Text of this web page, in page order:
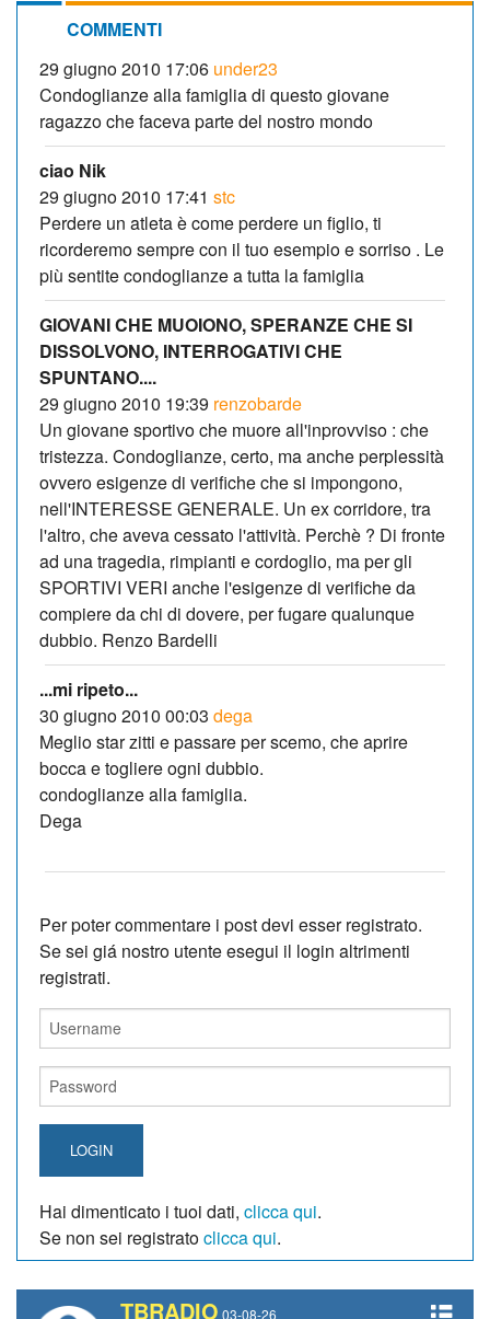
COMMENTI
29 giugno 2010 17:06 under23
Condoglianze alla famiglia di questo giovane
ragazzo che faceva parte del nostro mondo
ciao Nik
29 giugno 2010 17:41 stc
Perdere un atleta è come perdere un figlio, ti
ricorderemo sempre con il tuo esempio e sorriso . Le
più sentite condoglianze a tutta la famiglia
GIOVANI CHE MUOIONO, SPERANZE CHE SI
DISSOLVONO, INTERROGATIVI CHE
SPUNTANO....
29 giugno 2010 19:39 renzobarde
Un giovane sportivo che muore all'inprovviso : che
tristezza. Condoglianze, certo, ma anche perplessità
ovvero esigenze di verifiche che si impongono,
nell'INTERESSE GENERALE. Un ex corridore, tra
l'altro, che aveva cessato l'attività. Perchè ? Di fronte
ad una tragedia, rimpianti e cordoglio, ma per gli
SPORTIVI VERI anche l'esigenze di verifiche da
compiere da chi di dovere, per fugare qualunque
dubbio. Renzo Bardelli
...mi ripeto...
30 giugno 2010 00:03 dega
Meglio star zitti e passare per scemo, che aprire
bocca e togliere ogni dubbio.
condoglianze alla famiglia.
Dega
Per poter commentare i post devi esser registrato.
Se sei giá nostro utente esegui il login altrimenti
registrati.
LOGIN
Hai dimenticato i tuoi dati, clicca qui.
Se non sei registratoclicca qui.
TBRADIO 03-08-26